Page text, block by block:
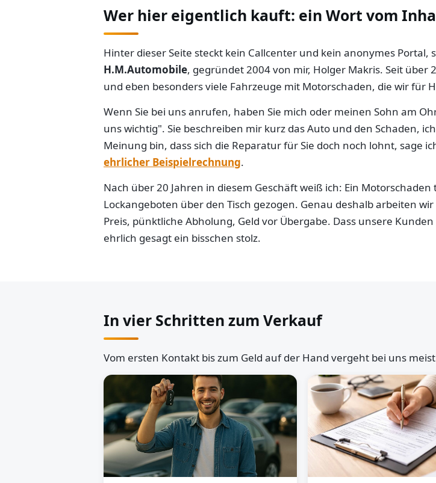
Wer hier eigentlich kauft: ein Wort vom
Hinter dieser Seite steckt kein Callcenter und kein anonymes
H.M.Automobile, gegründet 2004 von mir, Holger Makris. Seit über
und eben besonders viele Fahrzeuge mit Motorschaden, die wir für
Wenn Sie bei uns anrufen, haben Sie mich oder meinen Sohn am
uns wichtig". Sie beschreiben mir kurz das Auto und den Schaden,
Meinung bin, dass sich die Reparatur für Sie doch noch lohnt, sage
ehrlicher Beispielrechnung.
Nach über 20 Jahren in diesem Geschäft weiß ich: Ein
Lockangeboten über den Tisch gezogen. Genau deshalb arbeiten
Preis, pünktliche Abholung, Geld vor Übergabe. Dass unsere
ehrlich gesagt ein bisschen stolz.
In vier Schritten zum Verkauf
Vom ersten Kontakt bis zum Geld auf der Hand vergeht bei uns